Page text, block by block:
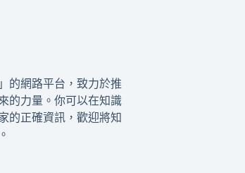
的網路平台，致力於推
的力量。你可以在知識
的正確資訊，歡迎將知